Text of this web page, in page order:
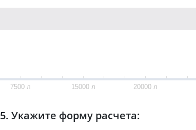
7500 л 15000 л 20000 л
5. Укажите форму расчета: